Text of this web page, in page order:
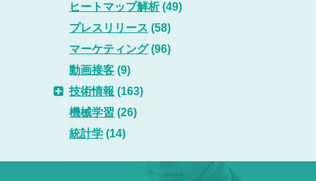
ヒートマップ解析(49)
プレスリリース (58)
マーケティング(96)
動画接客 (9)
技術情報 (163)
機械学習 (26)
統計学 (14)